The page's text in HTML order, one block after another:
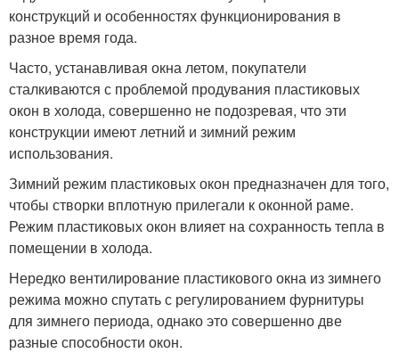
конструкций и особенностях функционирования в
разное время года.
Часто, устанавливая окна летом, покупатели
сталкиваются с проблемой продувания пластиковых
окон в холода, совершенно не подозревая, что эти
конструкции имеют летний и зимний режим
использования.
Зимний режим пластиковых окон предназначен для того,
чтобы створки вплотную прилегали к оконной раме.
Режим пластиковых окон влияет на сохранность тепла в
помещении в холода.
Нередко вентилирование пластикового окна из зимнего
режима можно спутать с регулированием фурнитуры
для зимнего периода, однако это совершенно две
разные способности окон.